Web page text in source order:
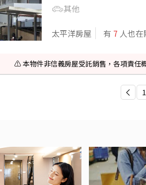
其他
太平洋房屋 有 7 人也
⚠️ 本物件非信義房屋受託銷售，各項責任
1